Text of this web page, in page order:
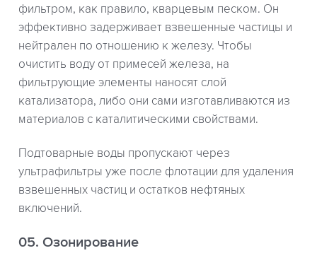
фильтром, как правило, кварцевым песком. Он
эффективно задерживает взвешенные частицы и
нейтрален по отношению к железу. Чтобы
очистить воду от примесей железа, на
фильтрующие элементы наносят слой
катализатора, либо они сами изготавливаются из
материалов с каталитическими свойствами.
Подтоварные воды пропускают через
ультрафильтры уже после флотации для удаления
взвешенных частиц и остатков нефтяных
включений.
05. Озонирование